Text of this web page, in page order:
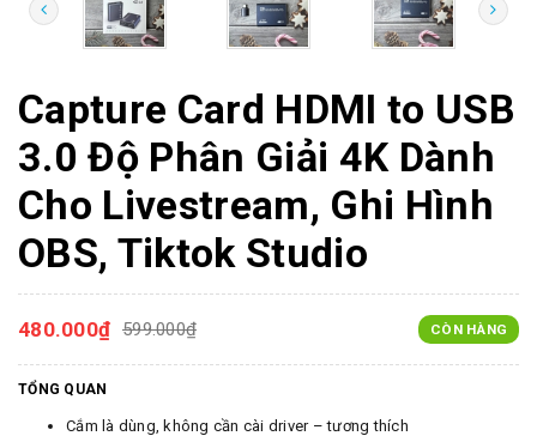
Capture Card HDMI to USB
3.0 Độ Phân Giải 4K Dành
Cho Livestream, Ghi Hình
OBS, Tiktok Studio
480.000₫ 599.000₫ CÒN HÀNG
TỔNG QUAN
Cắm là dùng, không cần cài driver – tương thích